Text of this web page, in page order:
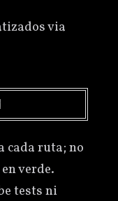
via
cada ruta; no
verde.
tests ni